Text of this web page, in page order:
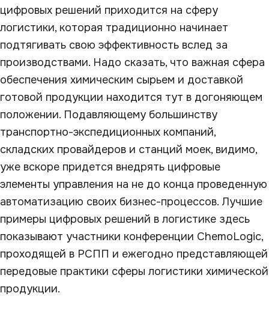
цифровых решений приходится на сферу
логистики, которая традиционно начинает
подтягивать свою эффективность вслед за
производствами. Надо сказать, что важная сфера
обеспечения химическим сырьем и доставкой
готовой продукции находится тут в догоняющем
положении. Подавляющему большинству
транспортно-экспедиционных компаний,
складских провайдеров и станций моек, видимо,
уже вскоре придется внедрять цифровые
элементы управления на не до конца проведенную
автоматизацию своих бизнес-процессов. Лучшие
примеры цифровых решений в логистике здесь
показывают участники конференции ChemoLogic,
проходящей в РСПП и ежегодно представляющей
передовые практики сферы логистики химической
продукции.